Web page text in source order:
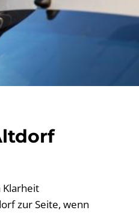
Klarheit
zur Seite, wenn